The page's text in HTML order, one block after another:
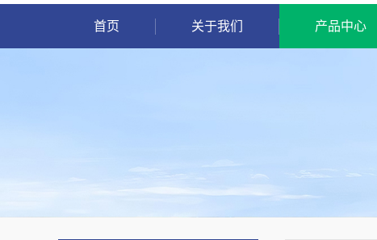
首页 关于我们 产品中心